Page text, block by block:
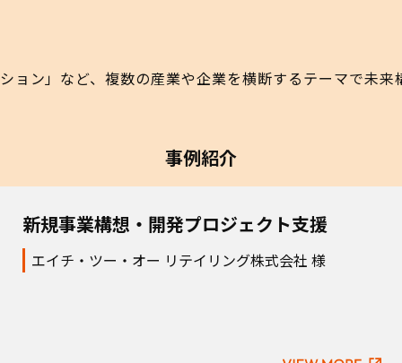
など、複数の産業や企業を横断するテーマ
事例紹介
新規事業構想・開発プロジェクト支援
エイチ・ツー・オー リテイリング株式会社 様